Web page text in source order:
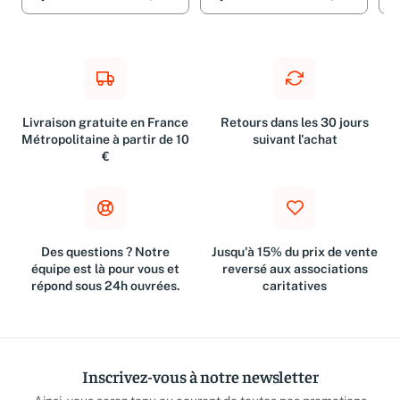
Livraison gratuite en France
Métropolitaine à partir de 10
€
Retours dans les 30 jours
suivant l'achat
Des questions ? Notre
équipe est là pour vous et
répond sous 24h ouvrées.
Jusqu'à 15% du prix de vente
reversé aux associations
caritatives
Inscrivez-vous à notre newsletter